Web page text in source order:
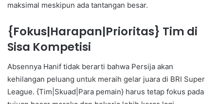
maksimal meskipun ada tantangan besar.
{Fokus|Harapan|Prioritas} Tim di
Sisa Kompetisi
Absennya Hanif tidak berarti bahwa Persija akan
kehilangan peluang untuk meraih gelar juara di BRI Super
League. {Tim|Skuad|Para pemain} harus tetap fokus pada